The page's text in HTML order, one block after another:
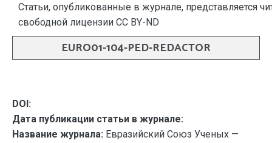
Статьи, опубликованные в журнале, представляется
свободной лицензии CC BY-ND
EURO01-104-PED-REDACTOR
DOI:
Дата публикации статьи в журнале:
Название журнала: Евразийский Союз Ученых —